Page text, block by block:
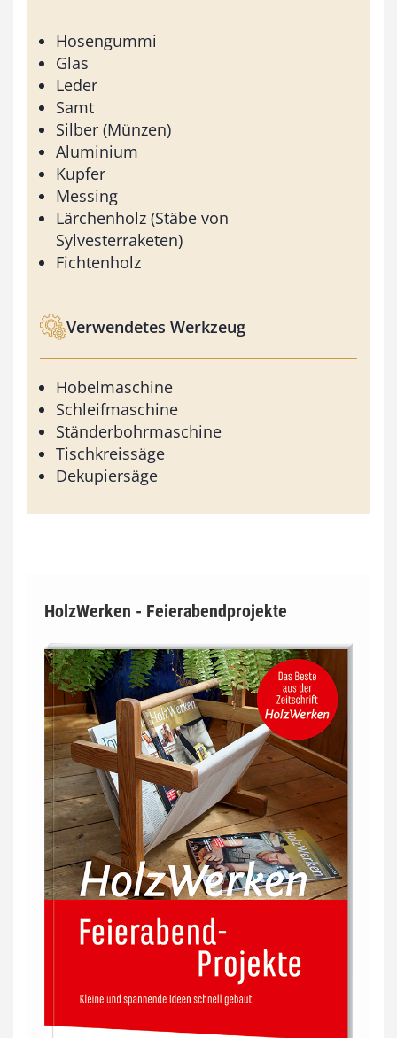
Hosengummi
Glas
Leder
Samt
Silber (Münzen)
Aluminium
Kupfer
Messing
Lärchenholz (Stäbe von
Sylvesterraketen)
Fichtenholz
Verwendetes Werkzeug
Hobelmaschine
Schleifmaschine
Ständerbohrmaschine
Tischkreissäge
Dekupiersäge
HolzWerken - Feierabendprojekte